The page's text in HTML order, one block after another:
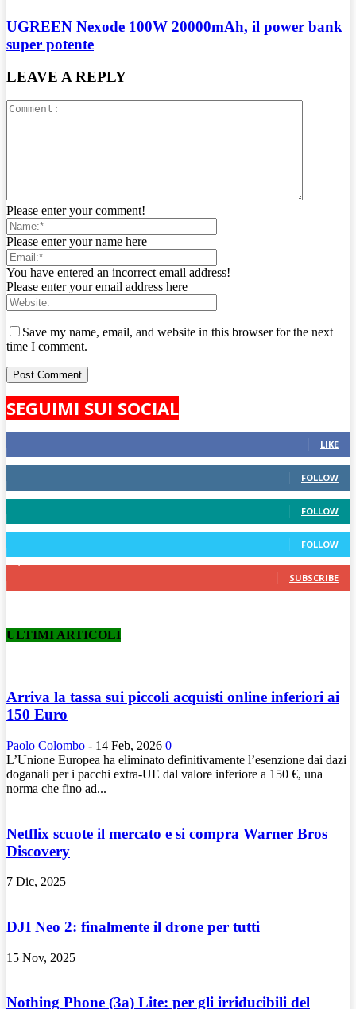
UGREEN Nexode 100W 20000mAh, il power bank
super potente
LEAVE A REPLY
Please enter your comment!
Please enter your name here
You have entered an incorrect email address!
Please enter your email address here
Save my name, email, and website in this browser for the next
time I comment.
SEGUIMI SUI SOCIAL
LIKE
FOLLOW
FOLLOW
FOLLOW
SUBSCRIBE
ULTIMI ARTICOLI
Arriva la tassa sui piccoli acquisti online inferiori ai
150 Euro
Paolo Colombo - 14 Feb, 2026 0
L’Unione Europea ha eliminato definitivamente l’esenzione dai dazi
doganali per i pacchi extra-UE dal valore inferiore a 150 €, una
norma che fino ad...
Netflix scuote il mercato e si compra Warner Bros
Discovery
7 Dic, 2025
DJI Neo 2: finalmente il drone per tutti
15 Nov, 2025
Nothing Phone (3a) Lite: per gli irriducibili del